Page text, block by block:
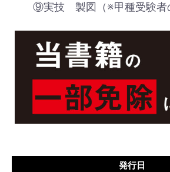
⑨実技 製図（※甲種受験者の
発行日